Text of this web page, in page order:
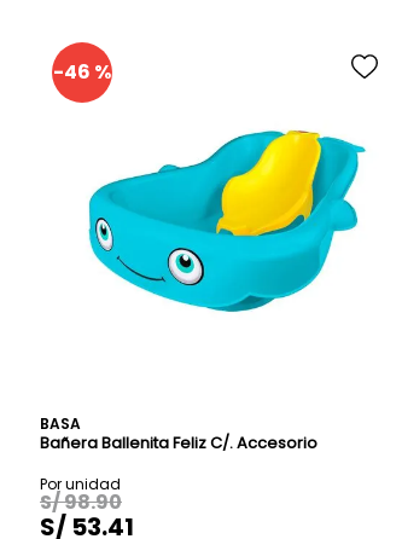
-46 %
BASA
Bañera Ballenita Feliz C/. Accesorio
S/98.90
S/ 53.41